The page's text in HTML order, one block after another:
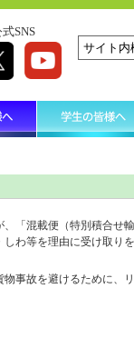
SNS
「混載便（特別積合せ
わ等を理由に受け取り
事故を避けるために、